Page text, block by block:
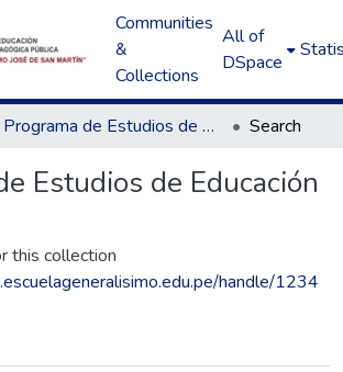
Communities
&
Collections
All of
DSpace
Programa de Estudios de Educación Inicial Search
Estudios de Educación
this collection
handle/1234